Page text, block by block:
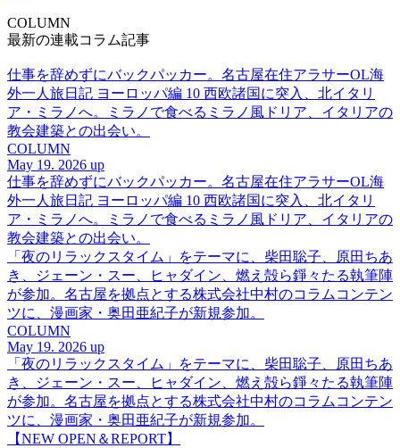
COLUMN
最新の連載コラム記事
仕事を辞めずにバックパッカー。名古屋在住アラサーOL海
外一人旅日記 ヨーロッパ編 10 西欧諸国に突入、北イタリ
ア・ミラノへ。ミラノで食べるミラノ風ドリア、イタリアの
教会建築との出会い。
COLUMN
May 19. 2026 up
仕事を辞めずにバックパッカー。名古屋在住アラサーOL海
外一人旅日記 ヨーロッパ編 10 西欧諸国に突入、北イタリ
ア・ミラノへ。ミラノで食べるミラノ風ドリア、イタリアの
教会建築との出会い。
「夜のリラックスタイム」をテーマに、柴田聡子、原田ちあ
き、ジェーン・スー、ヒャダイン、燃え殻ら錚々たる執筆陣
が参加。名古屋を拠点とする株式会社中村のコラムコンテン
ツに、漫画家・奥田亜紀子が新規参加。
COLUMN
May 19. 2026 up
「夜のリラックスタイム」をテーマに、柴田聡子、原田ちあ
き、ジェーン・スー、ヒャダイン、燃え殻ら錚々たる執筆陣
が参加。名古屋を拠点とする株式会社中村のコラムコンテン
ツに、漫画家・奥田亜紀子が新規参加。
【NEW OPEN＆REPORT】